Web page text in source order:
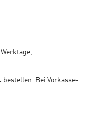
bestellen. Bei Vorkasse-